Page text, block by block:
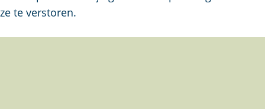
ze te verstoren.